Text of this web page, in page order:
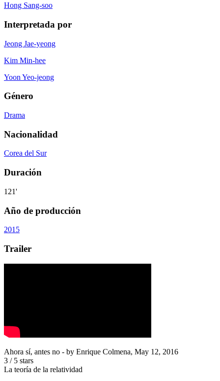
Hong Sang-soo
Interpretada por
Jeong Jae-yeong
Kim Min-hee
Yoon Yeo-jeong
Género
Drama
Nacionalidad
Corea del Sur
Duración
121'
Año de producción
2015
Trailer
Ahora sí, antes no - by Enrique Colmena, May 12, 2016
3 / 5 stars
La teoría de la relatividad